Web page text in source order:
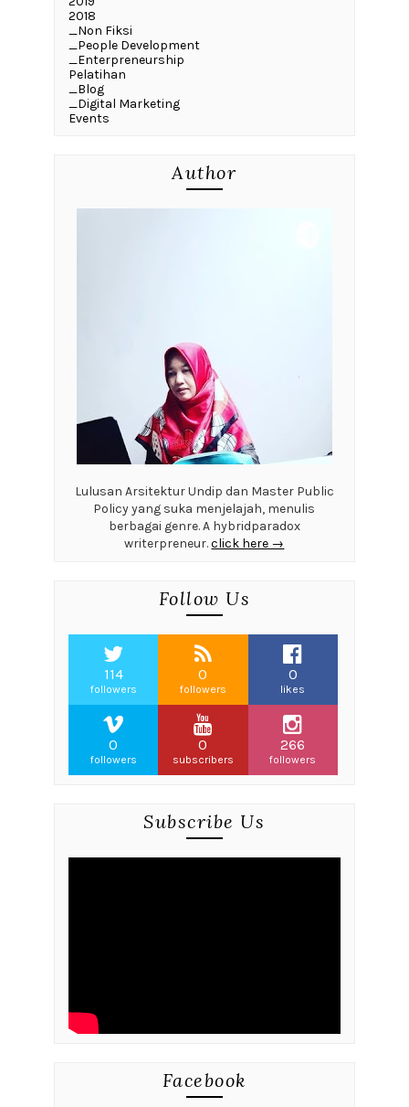
2018
_Non Fiksi
_People Development
_Enterpreneurship
Pelatihan
_Blog
_Digital Marketing
Events
Author
Lulusan Arsitektur Undip dan Master Public
Policy yang suka menjelajah, menulis
berbagai genre. A hybridparadox
writerpreneur.click here →
Follow Us
114
followers
0
followers
0
likes
0
followers
0
subscribers
266
followers
Subscribe Us
Facebook